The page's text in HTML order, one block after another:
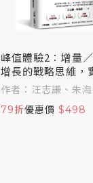
峰值體驗2：增量
增長的戰略思維，
業效益指數型躍進
洞察與落地
作者：汪志謙、朱
79折優惠價 $498